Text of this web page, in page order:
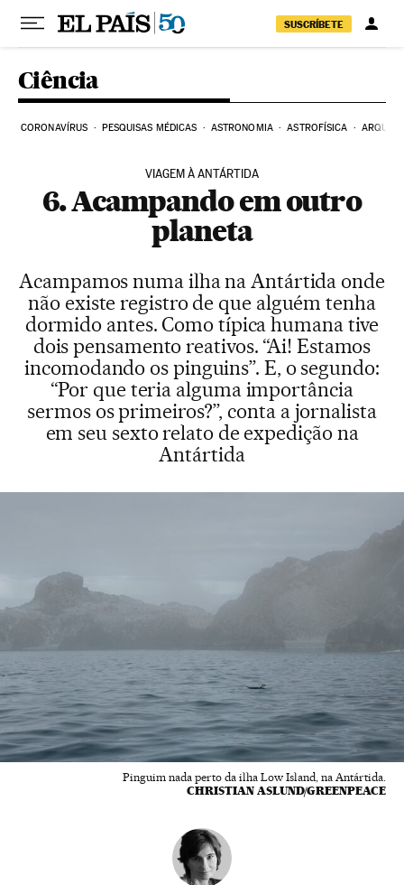
Pular para o conteúdo
SUSCRÍBETE
Ciência
CORONAVÍRUS PESQUISAS MÉDICAS ASTRONOMIA ASTROFÍSICA
VIAGEM À ANTÁRTIDA
6. Acampando em outro
planeta
Acampamos numa ilha na Antártida onde
não existe registro de que alguém tenha
dormido antes. Como típica humana tive
dois pensamento reativos. “Ai! Estamos
incomodando os pinguins”. E, o segundo:
“Por que teria alguma importância
sermos os primeiros?”, conta a jornalista
em seu sexto relato de expedição na
Antártida
Pinguim nada perto da ilha Low Island, na Antártida.
CHRISTIAN ASLUND/GREENPEACE